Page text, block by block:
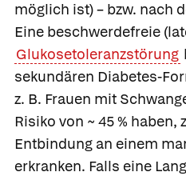
möglich ist) – bzw. nach
Eine beschwerdefreie
Glukosetoleranzstörung
sekundären Diabetes-
z. B. Frauen mit
Risiko von ~ 45 %
Entbindung an einem
erkranken. Falls eine